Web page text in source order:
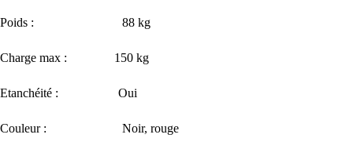
Poids : 88 kg
Charge max : 150 kg
Etanchéité : Oui
Couleur : Noir, rouge